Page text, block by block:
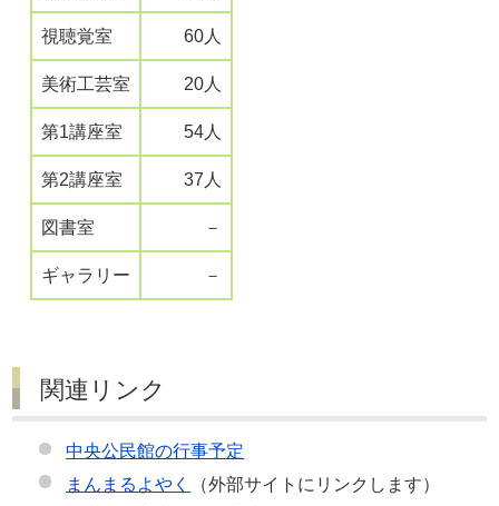
視聴覚室 60人
美術工芸室 20人
第1講座室 54人
第2講座室 37人
図書室 －
ギャラリー －
関連リンク
中央公民館の行事予定
まんまるよやく
（外部サイトにリンクします）